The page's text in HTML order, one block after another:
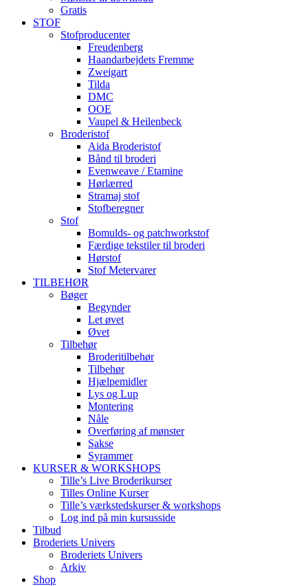
Gratis
STOF
Stofproducenter
Freudenberg
Haandarbejdets Fremme
Zweigart
Tilda
DMC
OOE
Vaupel & Heilenbeck
Broderistof
Aida Broderistof
Bånd til broderi
Evenweave / Etamine
Hørlærred
Stramaj stof
Stofberegner
Stof
Bomulds- og patchworkstof
Færdige tekstiler til broderi
Hørstof
Stof Metervarer
TILBEHØR
Bøger
Begynder
Let øvet
Øvet
Tilbehør
Broderitilbehør
Tilbehør
Hjælpemidler
Lys og Lup
Montering
Nåle
Overføring af mønster
Sakse
Syrammer
KURSER & WORKSHOPS
Tille’s Live Broderikurser
Tilles Online Kurser
Tille’s værkstedskurser & workshops
Log ind på min kursusside
Tilbud
Broderiets Univers
Broderiets Univers
Arkiv
Shop